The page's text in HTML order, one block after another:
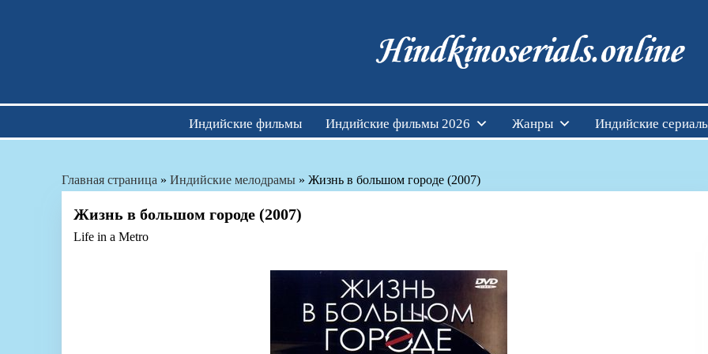
Индийские фильмы
Индийские фильмы Индийские фильмы 2026 Жанры Индийские
Главная страница » Индийские мелодрамы » Жизнь в большом городе (2007)
Жизнь в большом городе (2007)
Life in a Metro